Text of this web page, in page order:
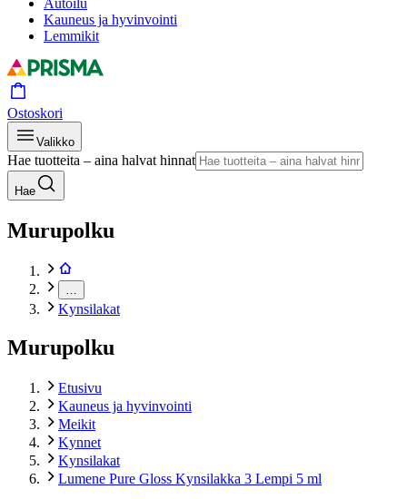
Autoilu
Kauneus ja hyvinvointi
Lemmikit
Ostoskori
Valikko
Hae tuotteita – aina halvat hinnat
Hae
Murupolku
Kynsilakat
Murupolku
Etusivu
Kauneus ja hyvinvointi
Meikit
Kynnet
Kynsilakat
Lumene Pure Gloss Kynsilakka 3 Lempi 5 ml